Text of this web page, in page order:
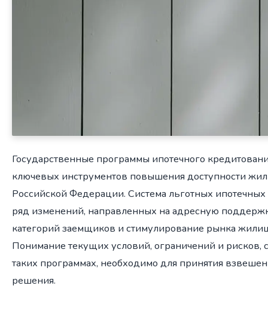
Государственные программы ипотечного
ключевых инструментов повышения доступности
Российской Федерации. Система льготных
ряд изменений, направленных на адресную
категорий заемщиков и стимулирование рынка
Понимание текущих условий, ограничений и рисков,
таких программах, необходимо для принятия
решения.